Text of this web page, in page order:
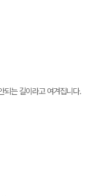
되는 길이라고 여겨집니다.